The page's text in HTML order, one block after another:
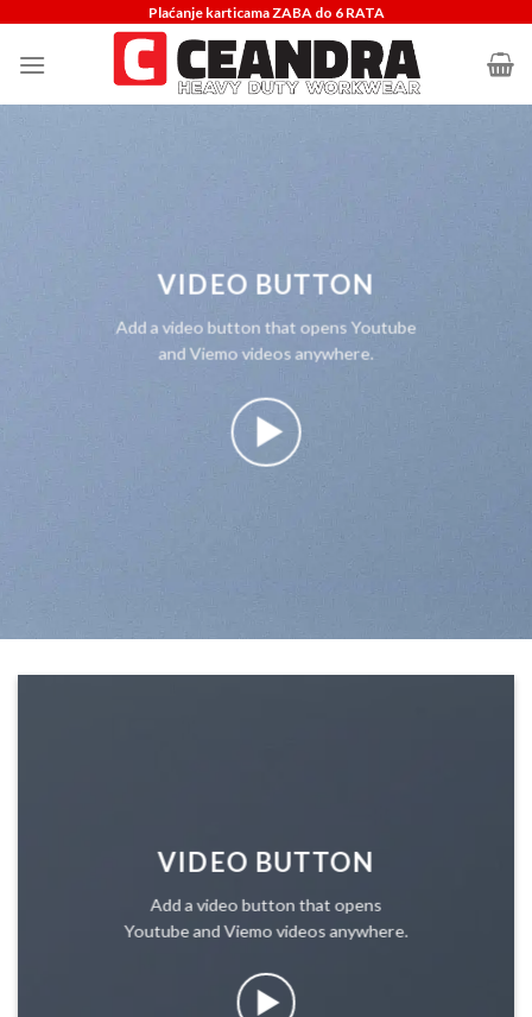
content
Plaćanje karticama ZABA do 6 RATA
VIDEO BUTTON
Add a video button that opens Youtube
and Viemo videos anywhere.
VIDEO BUTTON
Add a video button that opens
Youtube and Viemo videos anywhere.